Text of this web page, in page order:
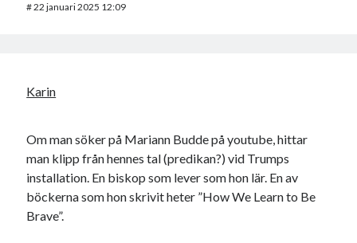
#22 januari 2025 12:09
Karin
Om man söker på Mariann Budde på youtube, hittar
man klipp från hennes tal (predikan?) vid Trumps
installation. En biskop som lever som hon lär. En av
böckerna som hon skrivit heter ”How We Learn to Be
Brave”.